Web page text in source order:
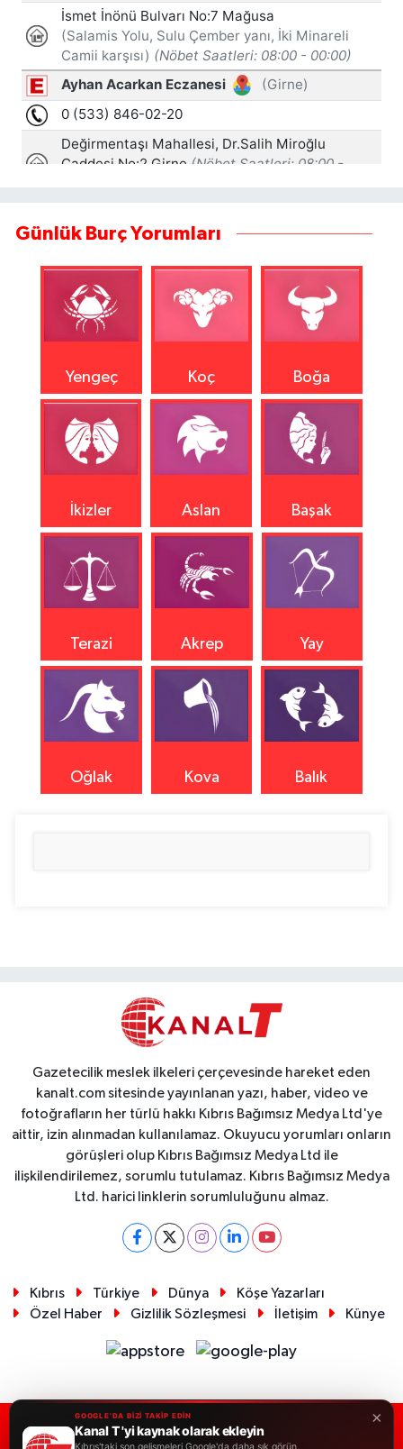
Günlük Burç Yorumları
Yengeç Koç Boğa
İkizler Aslan Başak
Terazi Akrep Yay
Oğlak Kova Balık
Gazetecilik meslek ilkeleri çerçevesinde hareket eden
kanalt.com sitesinde yayınlanan yazı, haber, video ve
fotoğrafların her türlü hakkı Kıbrıs Bağımsız Medya Ltd'ye
aittir, izin alınmadan kullanılamaz. Okuyucu yorumları onların
görüşleri olup Kıbrıs Bağımsız Medya Ltd ile
ilişkilendirilemez, sorumlu tutulamaz. Kıbrıs Bağımsız Medya
Ltd. harici linklerin sorumluluğunu almaz.
Kıbrıs Türkiye Dünya
Köşe Yazarları
Özel Haber
Gizlilik Sözleşmesi İletişim Künye
RSS Copyright © 2026. Her hakkı saklıdır.
×
GOOGLE'DA BİZİ TAKİP EDİN
Kanal T 'yi kaynak olarak ekleyin